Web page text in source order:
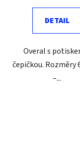
DETAIL
Overal s
čepičkou. Rozměry
–...